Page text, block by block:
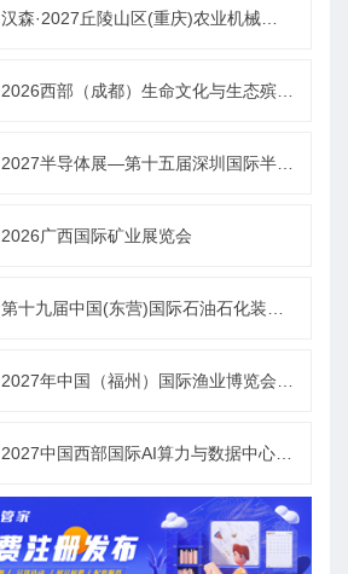
汉森·2027丘陵山区(重庆)农业机械展览会
2026西部（成都）生命文化与生态殡葬产业展览会
2027半导体展—第十五届深圳国际半导体产业展览会
2026广西国际矿业展览会
第十九届中国(东营)国际石油石化装备与技术展览会
2027年中国（福州）国际渔业博览会|福州渔博会
2027中国西部国际AI算力与数据中心液冷产业展览会